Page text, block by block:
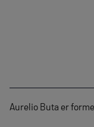
Aurelio Buta er